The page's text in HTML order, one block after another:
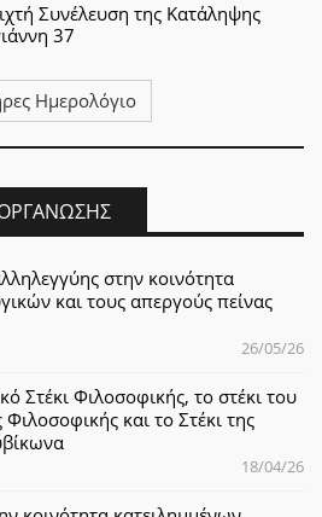
Συνέλευση της Κατάληψης
37
Ημερολόγιο
στην κοινότητα
και τους απεργούς πείνας
26/05/26
Στέκι Φιλοσοφικής, το στέκι του
και το Στέκι της
18/04/26